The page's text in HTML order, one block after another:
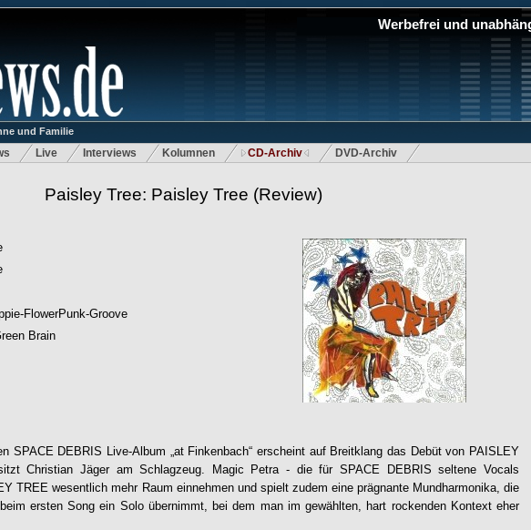
Werbefrei und
und Familie
Live Interviews Kolumnen CD-Archiv DVD-Archiv
Paisley Tree: Paisley Tree (Review)
FlowerPunk-Groove
Brain
SPACE DEBRIS Live-Album „at Finkenbach“ erscheint auf Breitklang das Debüt von PAISLEY
Christian Jäger am Schlagzeug. Magic Petra - die für SPACE DEBRIS seltene Vocals
TREE wesentlich mehr Raum einnehmen und spielt zudem eine prägnante Mundharmonika, die
ersten Song ein Solo übernimmt, bei dem man im gewählten, hart rockenden Kontext eher